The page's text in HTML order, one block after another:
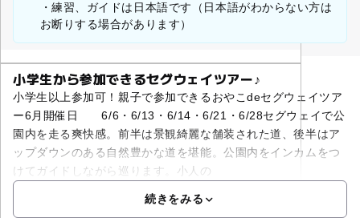
・練習、ガイドは日本語です（日本語がわからない方は
お断りする場合があります）
小学生から参加できるセグウェイツアー♪
小学生以上参加可！親子で参加できるおやこdeセグウェイツア
ー6月開催日 6/6・6/13・6/14・6/21・6/28セグウェイで公
園内を走る爽快感。前半は景観綺麗な舗装された道、後半はア
ップダウンのある自然豊かな道を堪能。公園内をインカムをつ
けてガイドしながら巡ります。小人の
続きをみる